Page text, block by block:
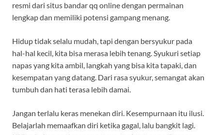
resmi dari situs bandar qq online dengan permainan
lengkap dan memiliki potensi gampang menang.
Hidup tidak selalu mudah, tapi dengan bersyukur pada
hal-hal kecil, kita bisa merasa lebih tenang. Syukuri setiap
napas yang kita ambil, langkah yang bisa kita tapaki, dan
kesempatan yang datang. Dari rasa syukur, semangat akan
tumbuh dan hati terasa lebih damai.
Jangan terlalu keras menekan diri. Kesempurnaan itu ilusi.
Belajarlah memaafkan diri ketika gagal, lalu bangkit lagi.